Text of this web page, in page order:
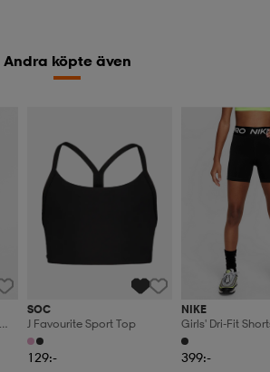
Andra köpte även
SOC
J Favourite Sport Top
129:-
NIKE
Girls' Dri-Fit
Protection:
399:-